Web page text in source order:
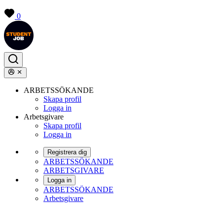
0
ARBETSSÖKANDE
Skapa profil
Logga in
Arbetsgivare
Skapa profil
Logga in
Registrera dig
ARBETSSÖKANDE
ARBETSGIVARE
Logga in
ARBETSSÖKANDE
Arbetsgivare